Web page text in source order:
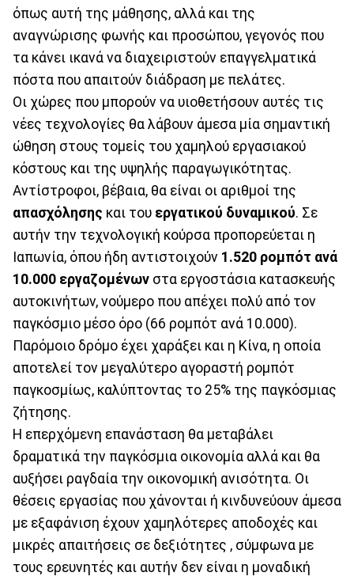
όπως αυτή της μάθησης, αλλά και της
αναγνώρισης φωνής και προσώπου, γεγονός που
τα κάνει ικανά να διαχειριστούν επαγγελματικά
πόστα που απαιτούν διάδραση με πελάτες.
Οι χώρες που μπορούν να υιοθετήσουν αυτές τις
νέες τεχνολογίες θα λάβουν άμεσα μία σημαντική
ώθηση στους τομείς του χαμηλού εργασιακού
κόστους και της υψηλής παραγωγικότητας.
Αντίστροφοι, βέβαια, θα είναι οι αριθμοί της
απασχόλησης και του εργατικού δυναμικού. Σε
αυτήν την τεχνολογική κούρσα προπορεύεται η
Ιαπωνία, όπου ήδη αντιστοιχούν 1.520 ρομπότ ανά
10.000 εργαζομένων στα εργοστάσια κατασκευής
αυτοκινήτων, νούμερο που απέχει πολύ από τον
παγκόσμιο μέσο όρο (66 ρομπότ ανά 10.000).
Παρόμοιο δρόμο έχει χαράξει και η Κίνα, η οποία
αποτελεί τον μεγαλύτερο αγοραστή ρομπότ
παγκοσμίως, καλύπτοντας το 25% της παγκόσμιας
ζήτησης.
Η επερχόμενη επανάσταση θα μεταβάλει
δραματικά την παγκόσμια οικονομία αλλά και θα
αυξήσει ραγδαία την οικονομική ανισότητα. Οι
θέσεις εργασίας που χάνονται ή κινδυνεύουν άμεσα
με εξαφάνιση έχουν χαμηλότερες αποδοχές και
μικρές απαιτήσεις σε δεξιότητες , σύμφωνα με
τους ερευνητές και αυτήν δεν είναι η μοναδική